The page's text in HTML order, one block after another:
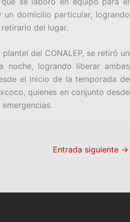
domicilio particular, logrando
del lugar.
del CONALEP, se retiró un
logrando liberar ambas
el inicio de la temporada de
quienes en conjunto desde
Entrada siguiente →